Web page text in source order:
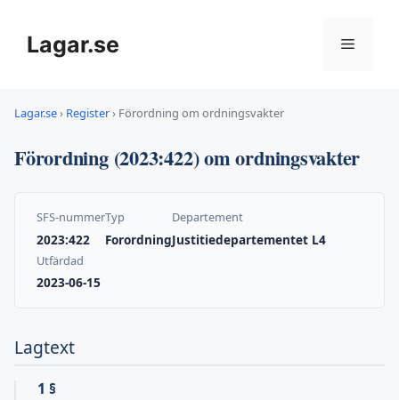
innehållLagar.se Meny
Lagar.se› Register› Förordning om ordningsvakter
Förordning (2023:422) om ordningsvakter
SFS-nummer
2023:422
Typ
Forordning
Departement
Justitiedepartementet L4
Utfärdad
2023-06-15
Lagtext
1 §